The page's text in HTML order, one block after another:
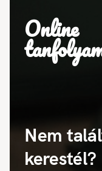
Online
Nem
kerestél?